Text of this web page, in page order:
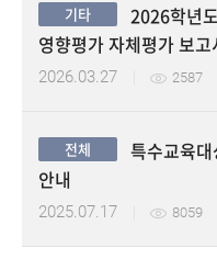
기타
2026학년
영향평가 자체평가 보고
2026.03.27 2587
전체
특수교육
안내
2025.07.17 8059